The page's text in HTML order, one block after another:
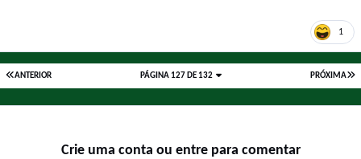
1
ANTERIOR PRÓXIMA
PÁGINA 127 DE 132
Crie uma conta ou entre para comentar